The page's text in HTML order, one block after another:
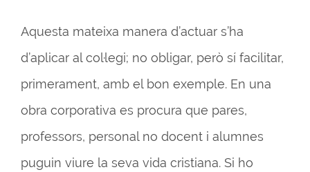
Aquesta mateixa manera d’actuar s’ha
d’aplicar al col·legi; no obligar, però sí facilitar,
primerament, amb el bon exemple. En una
obra corporativa es procura que pares,
professors, personal no docent i alumnes
puguin viure la seva vida cristiana. Si ho